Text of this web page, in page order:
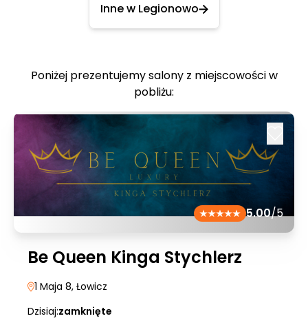
Inne w Legionowo
Poniżej prezentujemy salony z miejscowości w
pobliżu:
5.00/5
Be Queen Kinga Stychlerz
1 Maja 8, Łowicz
Dzisiaj:zamknięte